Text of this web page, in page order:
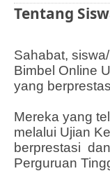
Tentang
Sahabat,
Bimbel Online
yang
Mereka yang
melalui Ujian
berprestasi
Perguruan